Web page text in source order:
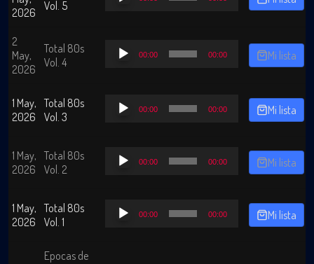
2026
Vol. 5
2
May,
2026
Total 80s
Vol. 4
Reproductor
00:00 00:00 Mi lista
1 May,
2026
Total 80s
Vol. 3
Reproductor
00:00 00:00 Mi lista
1 May,
2026
Total 80s
Vol. 2
Reproductor
00:00 00:00 Mi lista
1 May,
2026
Total 80s
Vol. 1
Reproductor
00:00 00:00 Mi lista
Epocas de